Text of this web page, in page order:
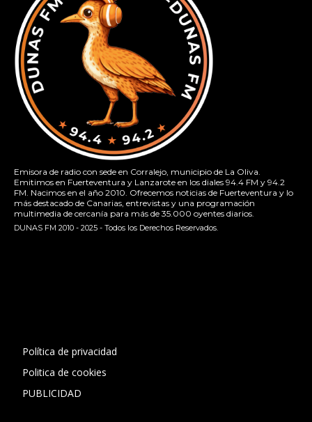
Emisora de radio con sede en Corralejo, municipio de La Oliva.
Emitimos en Fuerteventura y Lanzarote en los diales 94.4 FM y 94.2
FM. Nacimos en el año 2010. Ofrecemos noticias de Fuerteventura y lo
más destacado de Canarias, entrevistas y una programación
multimedia de cercanía para más de 35.000 oyentes diarios.
DUNAS FM 2010 - 2025 - Todos los Derechos Reservados.
Política de privacidad
Politica de cookies
PUBLICIDAD